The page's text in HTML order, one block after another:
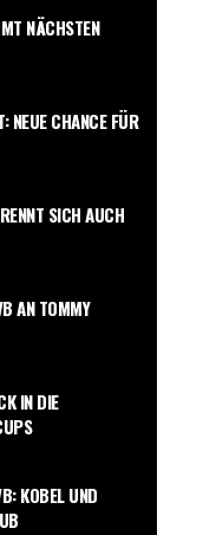
NÄCHSTEN
NEUE CHANCE FÜR
SICH AUCH
AN TOMMY
IN DIE
KOBEL UND